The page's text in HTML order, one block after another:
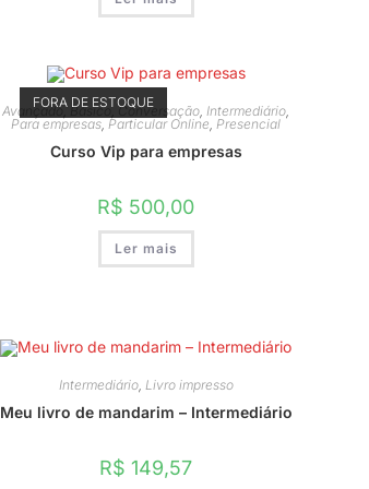
FORA DE ESTOQUE
Avançado , Básico,Conversação,Intermediário,
Para empresas,Particular Online,Presencial
Curso Vip para empresas
R$ 500,00
Ler mais
Intermediário, Livro impresso
Meu livro de mandarim – Intermediário
R$ 149,57